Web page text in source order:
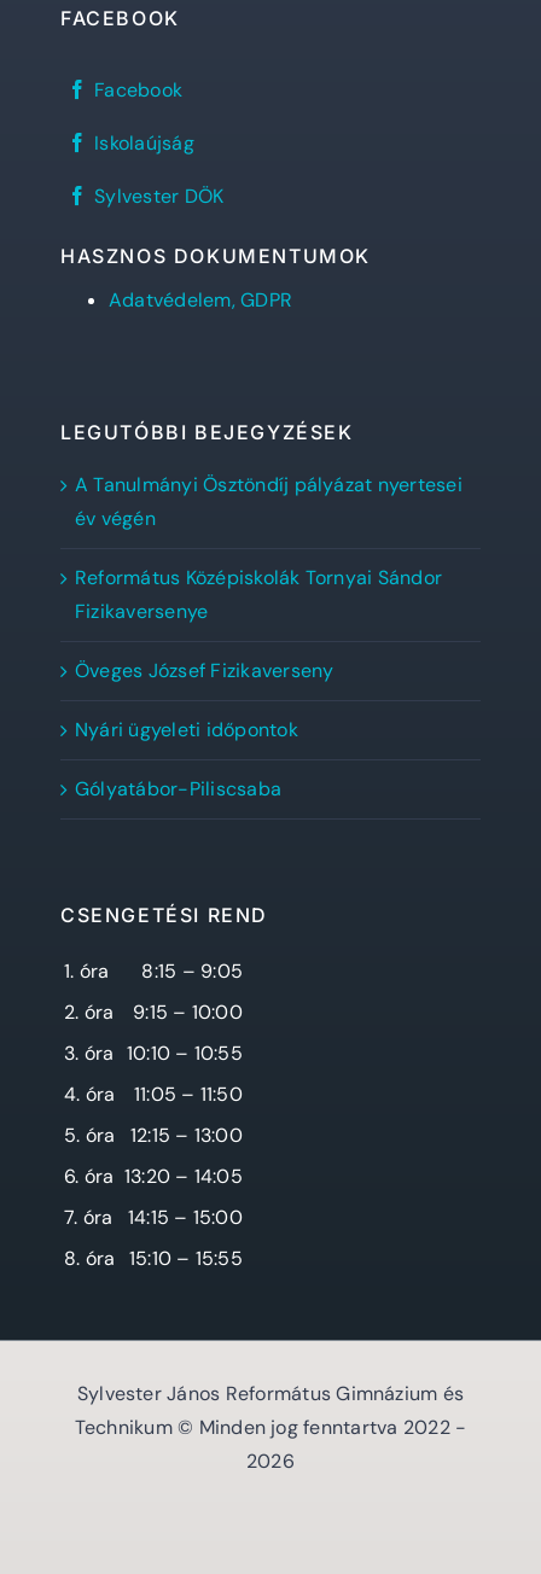
FACEBOOK
Sylvester
János
Gimnázium
facebook
Facebook
REFlex,
diáklapja
Iskolaújság
Sylvester
DÖK
oldala
Sylvester DÖK
HASZNOS DOKUMENTUMOK
Adatvédelem, GDPR
LEGUTÓBBI BEJEGYZÉSEK
A Tanulmányi Ösztöndíj pályázat nyertesei
év végén
Református Középiskolák Tornyai Sándor
Fizikaversenye
Öveges József Fizikaverseny
Nyári ügyeleti időpontok
Gólyatábor-Piliscsaba
CSENGETÉSI REND
1. óra
8:15 – 9:05
2. óra
9:15 – 10:00
3. óra 10:10 – 10:55
4. óra
11:05 – 11:50
5. óra
12:15 – 13:00
6. óra 13:20 – 14:05
7. óra
14:15 – 15:00
8. óra
15:10 – 15:55
Sylvester János Református Gimnázium és
Technikum © Minden jog fenntartva 2022 -
2026